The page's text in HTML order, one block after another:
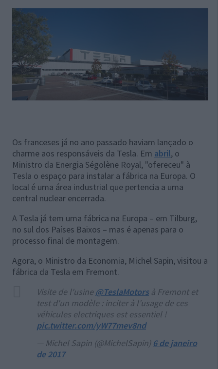
Os franceses já no ano passado haviam lançado o
charme aos responsáveis da Tesla. Em abril, o
Ministro da Energia Ségolène Royal, "ofereceu" à
Tesla o espaço para instalar a fábrica na Europa. O
local é uma área industrial que pertencia a uma
central nuclear encerrada.
A Tesla já tem uma fábrica na Europa – em Tilburg,
no sul dos Países Baixos – mas é apenas para o
processo final de montagem.
Agora, o Ministro da Economia, Michel Sapin, visitou a
fábrica da Tesla em Fremont.
Visite de l'usine @TeslaMotorsà Fremont et
test d'un modèle : inciter à l'usage de ces
véhicules electriques est essentiel !
pic.twitter.com/yW77mev8nd
— Michel Sapin (@MichelSapin) 6 de janeiro
de 2017